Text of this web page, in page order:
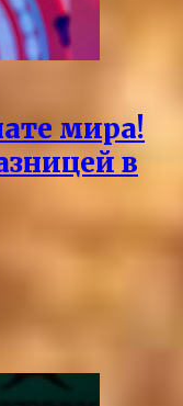
мира!
в